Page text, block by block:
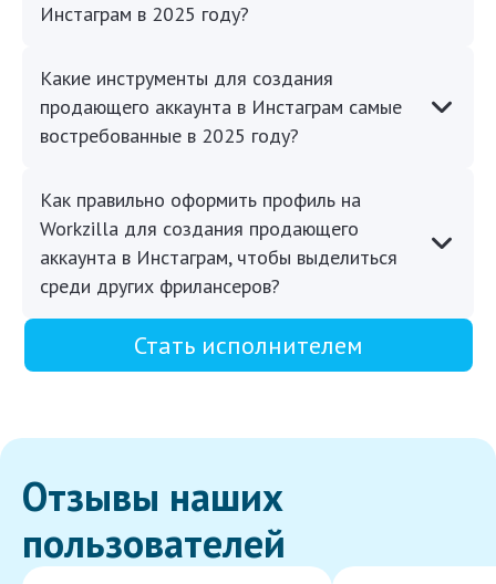
Инстаграм в 2025 году?
Какие инструменты для создания
продающего аккаунта в Инстаграм самые
востребованные в 2025 году?
Как правильно оформить профиль на
Workzilla для создания продающего
аккаунта в Инстаграм, чтобы выделиться
среди других фрилансеров?
Стать исполнителем
Отзывы наших
пользователей